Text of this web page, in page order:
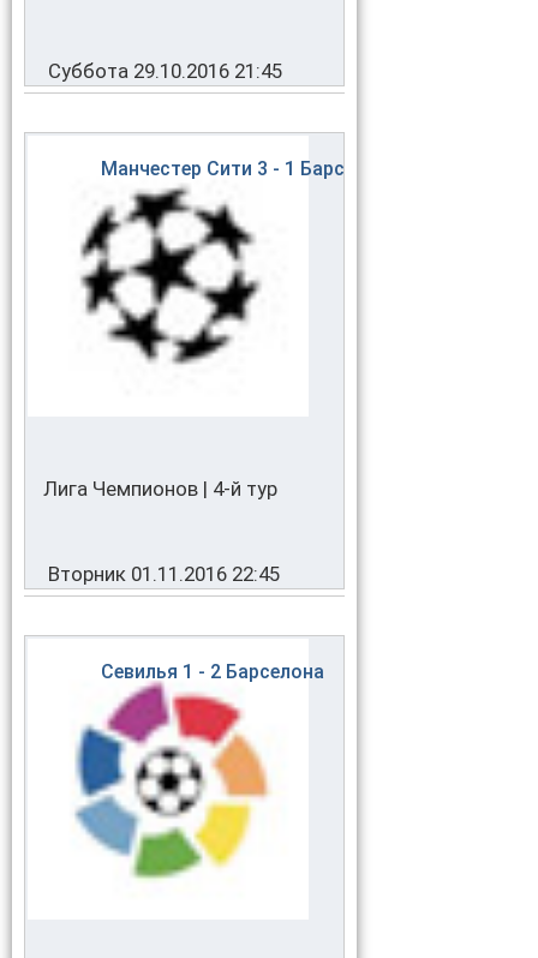
Суббота 29.10.2016 21:45
Лига Чемпионов | 4-й тур
Вторник 01.11.2016 22:45
Манчестер Сити 3 - 1 Барселона
Севилья 1 - 2 Барселона